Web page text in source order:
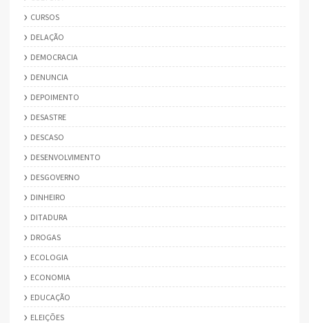
CURSOS
DELAÇÃO
DEMOCRACIA
DENUNCIA
DEPOIMENTO
DESASTRE
DESCASO
DESENVOLVIMENTO
DESGOVERNO
DINHEIRO
DITADURA
DROGAS
ECOLOGIA
ECONOMIA
EDUCAÇÃO
ELEIÇÕES